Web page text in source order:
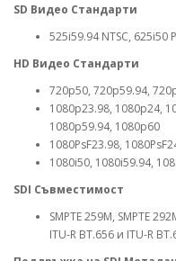
SD Видео Стандарти
525i59.94 NTSC, 625i50
HD Видео Стандарти
720p50, 720p59.94,
1080p23.98, 1080p24,
1080p59.94, 1080p60
1080PsF23.98,
1080i50, 1080i59.94,
SDI Съвместимост
SMPTE 259M, SMPTE
ITU-R BT.656 и ITU-R